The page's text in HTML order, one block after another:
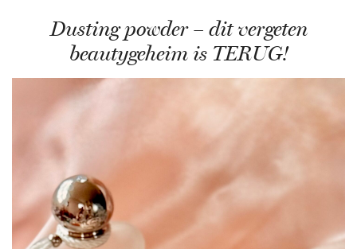
Dusting powder – dit vergeten
beautygeheim is TERUG!